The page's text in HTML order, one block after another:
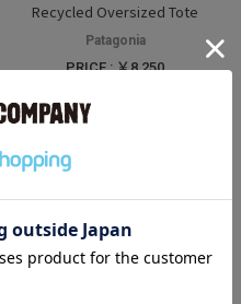
Recycled Oversized Tote
Patagonia
PRICE : ￥8,250
2COLOR
SALE